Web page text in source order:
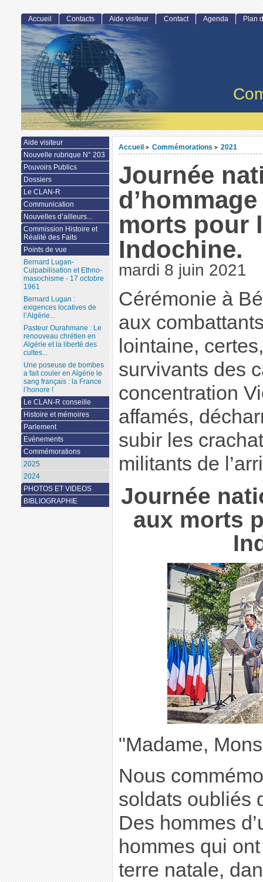
Accueil > Commémorations > 2021
Journée
morts pour
Indochine.
mardi 8 juin 2021
Cérémonie à
aux
lointaine,
survivants des
concentration
affamés,
subir les
militants de
Journée
aux morts
"Madame,
Nous
soldats oubliés
Des hommes
hommes qui
terre natale,
Accueil Contacts Aide visiteur Contact Agenda Plan
Aide visiteur
Nouvelle rubrique N° 203
Pouvoirs Publics
Dossiers
Le CLAN-R
Communication
Nouvelles d’ailleurs...
Commission Histoire et
Réalité des Faits
Points de vue
Bernard Lugan-
Culpabilisation et Ethno-
masochisme - 17 octobre
1961
Bernard Lugan :
exigences locatives de
l’Algérie...
Pasteur Ourahmane : Le
renouveau chrétien en
Algérie et la liberté des
cultes...
Une poseuse de bombes
a fait couler en Algérie le
sang français : la France
l’honore !
Le CLAN-R conseille
Histoire et mémoires
Parlement
Evènements
Commémorations
2025
2024
PHOTOS ET VIDEOS
BIBLIOGRAPHIE